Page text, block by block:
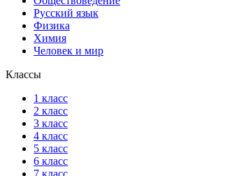
Русский язык
Физика
Химия
Человек и мир
Классы
1 класс
2 класс
3 класс
4 класс
5 класс
6 класс